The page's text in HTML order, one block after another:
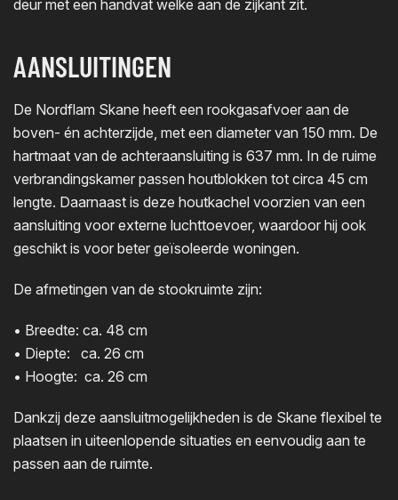
deur met een handvat welke aan de zijkant zit.
AANSLUITINGEN
De Nordflam Skane heeft een rookgasafvoer aan de
boven- én achterzijde, met een diameter van 150 mm. De
hartmaat van de achteraansluiting is 637 mm. In de ruime
verbrandingskamer passen houtblokken tot circa 45 cm
lengte. Daarnaast is deze houtkachel voorzien van een
aansluiting voor externe luchttoevoer, waardoor hij ook
geschikt is voor beter geïsoleerde woningen.
De afmetingen van de stookruimte zijn:
• Breedte: ca. 48 cm
• Diepte: ca. 26 cm
• Hoogte: ca. 26 cm
Dankzij deze aansluitmogelijkheden is de Skane flexibel te
plaatsen in uiteenlopende situaties en eenvoudig aan te
passen aan de ruimte.